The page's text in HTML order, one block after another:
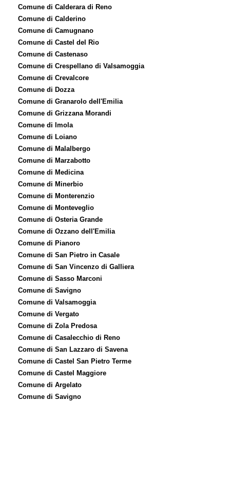
Comune di Calderara di Reno
Comune di Calderino
Comune di Camugnano
Comune di Castel del Rio
Comune di Castenaso
Comune di Crespellano di Valsamoggia
Comune di Crevalcore
Comune di Dozza
Comune di Granarolo dell'Emilia
Comune di Grizzana Morandi
Comune di Imola
Comune di Loiano
Comune di Malalbergo
Comune di Marzabotto
Comune di Medicina
Comune di Minerbio
Comune di Monterenzio
Comune di Monteveglio
Comune di Osteria Grande
Comune di Ozzano dell'Emilia
Comune di Pianoro
Comune di San Pietro in Casale
Comune di San Vincenzo di Galliera
Comune di Sasso Marconi
Comune di Savigno
Comune di Valsamoggia
Comune di Vergato
Comune di Zola Predosa
Comune di Casalecchio di Reno
Comune di San Lazzaro di Savena
Comune di Castel San Pietro Terme
Comune di Castel Maggiore
Comune di Argelato
Comune di Savigno